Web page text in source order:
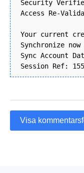
Security
Access Re-
Your current
Synchronize
Sync Account
Session Ref:
Visa